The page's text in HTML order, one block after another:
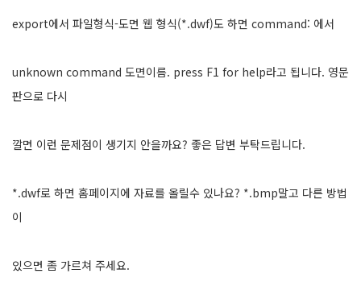
export에서 파일형식-도면 웹 형식(*.dwf)도 하면 command: 에서
unknown command 도면이름. press F1 for help라고 됩니다. 영문
판으로 다시
깔면 이런 문제점이 생기지 안을까요? 좋은 답변 부탁드립니다.
*.dwf로 하면 홈페이지에 자료를 올릴수 있나요? *.bmp말고 다른 방법
이
있으면 좀 가르쳐 주세요.